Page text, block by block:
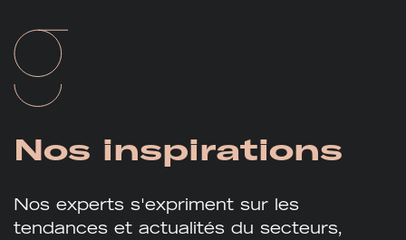
Nos inspirations
Nos experts s'expriment sur les
tendances et actualités du secteurs,